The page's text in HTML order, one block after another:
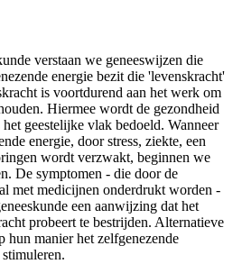
verstaan we geneeswijzen die
energie bezit die 'levenskracht'
is voortdurend aan het werk om
Hiermee wordt de gezondheid
geestelijke vlak bedoeld. Wanneer
energie, door stress, ziekte, een
wordt verzwakt, beginnen we
De symptomen - die door de
met medicijnen onderdrukt worden -
een aanwijzing dat het
probeert te bestrijden. Alternatieve
hun manier het zelfgenezende